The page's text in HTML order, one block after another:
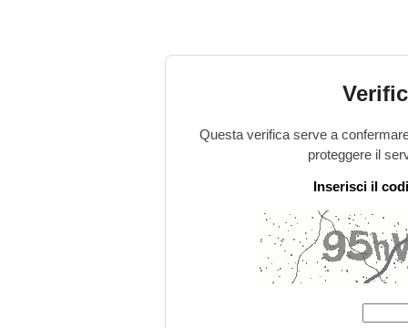
Questa verifica serve a
proteggere il
Inserisci il